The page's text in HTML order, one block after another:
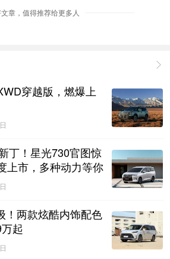
对这款车的高度认可。
章，值得推荐给更多人
穿越版，燃爆上
丁！星光730官图惊
上市，多种动力等你
！两款炫酷内饰配色
起